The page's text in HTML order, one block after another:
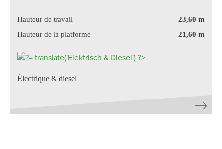
Hauteur de travail
23,60 m
Hauteur de la platforme
21,60 m
Électrique & diesel
Ce site utilise, comme la plupart des sites web, des cookies.